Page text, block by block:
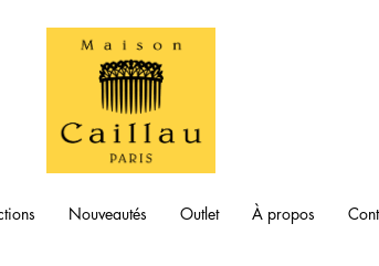
Nouveautés Outlet À propos